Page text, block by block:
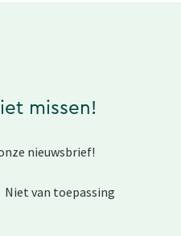
missen!
nieuwsbrief!
Niet van toepassing